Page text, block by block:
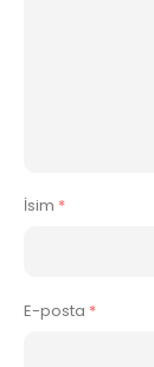
İsim *
E-posta *